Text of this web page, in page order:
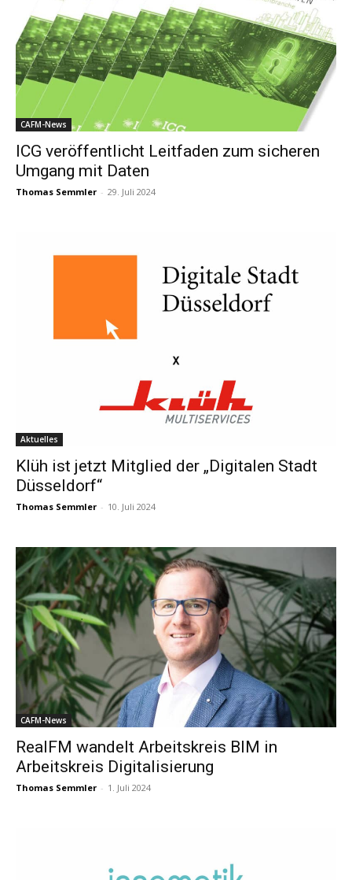
CAFM-News
ICG veröffentlicht Leitfaden zum sicheren
Umgang mit Daten
Thomas Semmler - 29. Juli 2024
Aktuelles
Klüh ist jetzt Mitglied der „Digitalen Stadt
Düsseldorf“
Thomas Semmler - 10. Juli 2024
CAFM-News
RealFM wandelt Arbeitskreis BIM in
Arbeitskreis Digitalisierung
Thomas Semmler - 1. Juli 2024